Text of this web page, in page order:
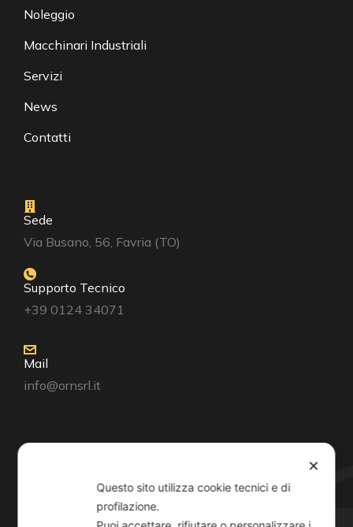
Noleggio
Macchinari Industriali
Servizi
News
Contatti
Sede
Via Busano, 56, Favria (TO)
Supporto Tecnico
+39 0124 34071
Mail
info@ornsrl.it
✕
Questo sito utilizza cookie tecnici e di
profilazione.